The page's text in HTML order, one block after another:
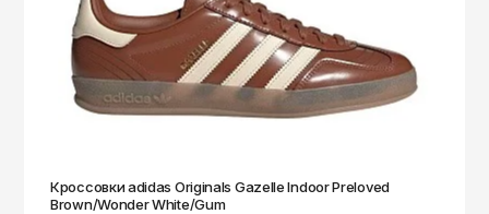
Кроссовки adidas Originals Gazelle Indoor Preloved
Brown/Wonder White/Gum